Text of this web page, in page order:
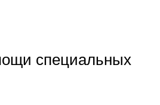
специальных